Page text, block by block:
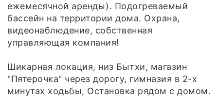
ежемесячной аренды). Подогреваемый
бассейн на территории дома. Охрана,
видеонаблюдение, собственная
управляющая компания!
Шикарная локация, низ Бытхи, магазин
"Пятерочка" через дорогу, гимназия в 2-х
минутах ходьбы, Остановка рядом с домом.